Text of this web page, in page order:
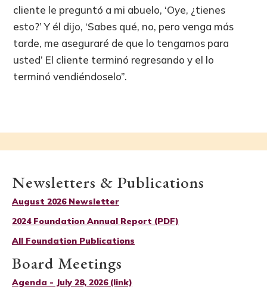
cliente le preguntó a mi abuelo, ‘Oye, ¿tienes
esto?’ Y él dijo, ‘Sabes qué, no, pero venga más
tarde, me aseguraré de que lo tengamos para
usted’ El cliente terminó regresando y el lo
terminó vendiéndoselo”.
Newsletters & Publications
August 2026 Newsletter
2024 Foundation Annual Report (PDF)
All Foundation Publications
Board Meetings
Agenda - July 28, 2026 (link)